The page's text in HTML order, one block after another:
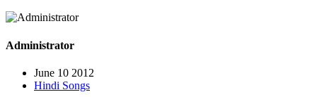
Administrator
June 10 2012
Hindi Songs